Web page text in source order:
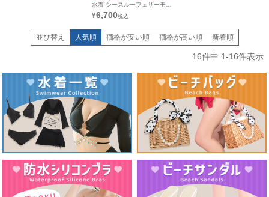
水着 シースルーフェザーモノ
キニハイネックビキニ
¥6,700
並び替え 人気順 価格が安い順 価格が高い順 新着順
16件中 1-16件表示